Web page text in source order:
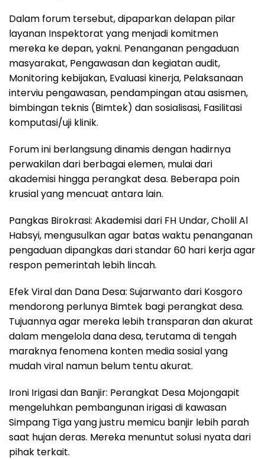
Dalam forum tersebut, dipaparkan delapan pilar
layanan Inspektorat yang menjadi komitmen
mereka ke depan, yakni. Penanganan pengaduan
masyarakat, Pengawasan dan kegiatan audit,
Monitoring kebijakan, Evaluasi kinerja, Pelaksanaan
interviu pengawasan, pendampingan atau asismen,
bimbingan teknis (Bimtek) dan sosialisasi, Fasilitasi
komputasi/uji klinik.
Forum ini berlangsung dinamis dengan hadirnya
perwakilan dari berbagai elemen, mulai dari
akademisi hingga perangkat desa. Beberapa poin
krusial yang mencuat antara lain.
Pangkas Birokrasi: Akademisi dari FH Undar, Cholil Al
Habsyi, mengusulkan agar batas waktu penanganan
pengaduan dipangkas dari standar 60 hari kerja agar
respon pemerintah lebih lincah.
Efek Viral dan Dana Desa: Sujarwanto dari Kosgoro
mendorong perlunya Bimtek bagi perangkat desa.
Tujuannya agar mereka lebih transparan dan akurat
dalam mengelola dana desa, terutama di tengah
maraknya fenomena konten media sosial yang
mudah viral namun belum tentu akurat.
Ironi Irigasi dan Banjir: Perangkat Desa Mojongapit
mengeluhkan pembangunan irigasi di kawasan
Simpang Tiga yang justru memicu banjir lebih parah
saat hujan deras. Mereka menuntut solusi nyata dari
pihak terkait.